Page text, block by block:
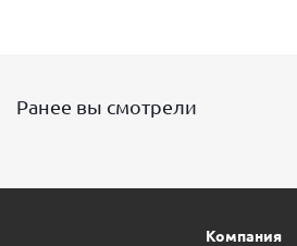
Ранее вы смотрели
Компания